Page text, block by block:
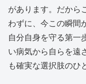
があります。だから
わずに、今この瞬間
自分自身を守る第一
い病気から自らを遠
も確実な選択肢のひ